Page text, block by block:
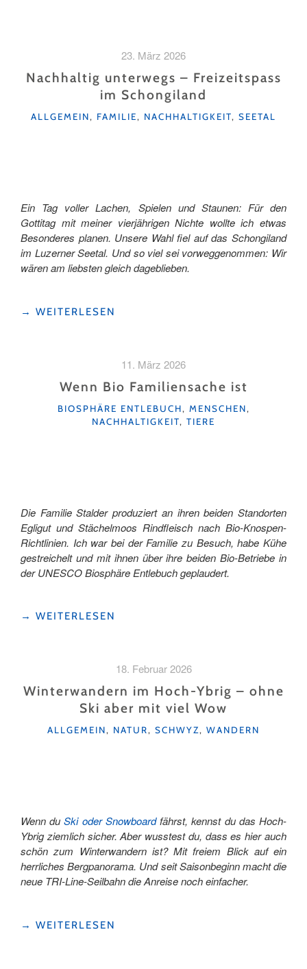
23. März 2026
Nachhaltig unterwegs – Freizeitspass
im Schongiland
KATEGORIEN
ALLGEMEIN, FAMILIE, NACHHALTIGKEIT, SEETAL
Ein Tag voller Lachen, Spielen und Staunen: Für den
Gottitag mit meiner vierjährigen Nichte wollte ich etwas
Besonderes planen. Unsere Wahl fiel auf das Schongiland
im Luzerner Seetal. Und so viel sei vorweggenommen: Wir
wären am liebsten gleich dageblieben.
"NACHHALTIG
SCHONGILAND"
→ WEITERLESEN
11. März 2026
Wenn Bio Familiensache ist
KATEGORIEN
BIOSPHÄRE ENTLEBUCH, MENSCHEN,
NACHHALTIGKEIT, TIERE
Die Familie Stalder produziert an ihren beiden Standorten
Egligut und Stächelmoos Rindfleisch nach Bio-Knospen-
Richtlinien. Ich war bei der Familie zu Besuch, habe Kühe
gestreichelt und mit ihnen über ihre beiden Bio-Betriebe in
der UNESCO Biosphäre Entlebuch geplaudert.
"WENN
→ WEITERLESEN
18. Februar 2026
Winterwandern im Hoch-Ybrig – ohne
Ski aber mit viel Wow
KATEGORIEN
ALLGEMEIN, NATUR, SCHWYZ, WANDERN
Wenn duSki oder Snowboardfährst, kennst du das Hoch-
Ybrig ziemlich sicher. Aber wusstest du, dass es hier auch
schön zum Winterwandern ist? Mit freiem Blick auf ein
herrliches Bergpanorama. Und seit Saisonbeginn macht die
neue TRI-Line-Seilbahn die Anreise noch einfacher.
"WINTERWANDERN
→ WEITERLESEN